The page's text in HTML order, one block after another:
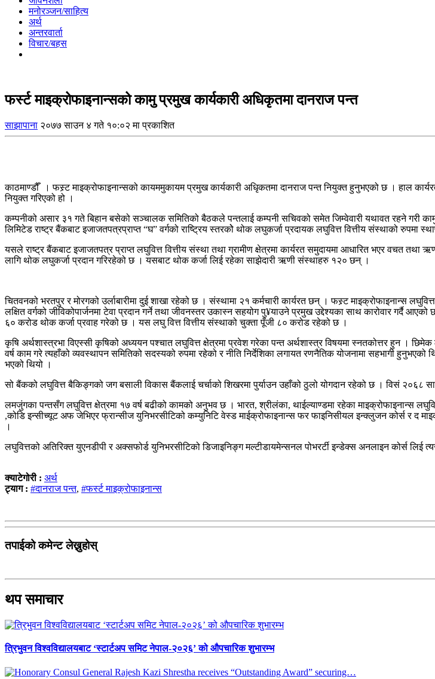
मनोरञ्जन/साहित्य
अर्थ
अन्तरवार्ता
विचार/बहस
फर्स्ट माइक्रोफाइनान्सको कामु प्रमुख कार्यकारी अधिकृतमा दानराज पन्त
साझापाना २०७७ साउन ४ गते १०:०२ मा प्रकाशित
काठमाण्डौँ । फस्र्ट माइक्रोफाइनान्सको कायममुकायम प्रमुख कार्यकारी अधिृकतमा दानराज पन्त नियुक्त हुनुभएको छ । हाल
नियुक्त गरिएको हो ।
कम्पनीको असार ३१ गते बिहान बसेको सञ्चालक समितिको बैठकले पन्तलाई कम्पनी सचिवको समेत जिम्वेवारी यथावत रहने गरी कामु
लिमिटेड राष्ट्र बैंकबाट इजाजतपत्रप्राप्त “घ” वर्गको राष्ट्रिय स्तरकोे थोक लघुकर्जा प्रदायक लघुवित्त वित्तीय संस्थाको रुपमा
यसले राष्ट्र बैंकबाट इजाजतपत्र प्राप्त लघुवित्त वित्तीय संस्था तथा ग्रामीण क्षेत्रमा कार्यरत समुदायमा आधारित भएर वचत
लागि थोक लघुकर्जा प्रदान गरिरहेको छ । यसबाट थोक कर्जा लिई रहेका साझेदारी ऋणी संस्थाहरु १२० छन् ।
चितवनको भरतपुर र मोरगको उर्लाबारीमा दुई शाखा रहेको छ । संस्थामा २१ कर्मचारी कार्यरत छन् । फस्र्ट माइक्रोफाइनान्स
लक्षित वर्गको जीविकोपार्जनमा टेवा प्रदान गर्ने तथा जीवनस्तर उकास्न सहयोग पु¥याउने प्रमुख उद्देश्यका साथ कारोवार गर्दै
६० करोड थोक कर्जा प्रवाह गरेको छ । यस लघु वित्त वित्तीय संस्थाको चुक्ता पूँजी ८० करोड रहेको छ ।
कृषि अर्थशास्त्रभा विएस्सी कृषिको अध्ययन पश्चात लघुवित्त क्षेत्रमा प्रवेश गरेका पन्त अर्थशास्त्र विषयमा स्नतकोत्तर हुन ।
वर्ष काम गरे त्यहाँको व्यवस्थापन समितिको सदस्यको रुपमा रहेको र नीति निर्देशिका लगायत रणनैतिक योजनामा सहभागी
भएको थियो ।
सो बैंकको लघुवित्त बैकिङ्गको जग बसाली विकास बैंकलाई चर्चाको शिखरमा पुर्याउन उहाँको ठुलो योगदान रहेको छ । विसं २०६८
लमजुंगका पन्तसँग लघुवित्त क्षेत्रमा १७ वर्ष बढीको कामको अनुभव छ । भारत, श्रीलंका, थाईल्याण्डमा रहेका माइक्रोफाइनान्स
,कोडि इन्सीच्यूट अफ जेभिएर फ्रान्सीज युनिभरसीटिको कम्युनिटि वेस्ड माईक्रोफाइनान्स फर फाइनिसीयल इन्क्लुजन कोर्स र द
।
लघुवित्तको अतिरिक्त युएनडीपी र अक्सफोर्ड युनिभरसीटिको डिजाइनिङ्ग मल्टीडायमेन्सनल पोभरर्टी इन्डेक्स अनलाइन कोर्स लिई
क्याटेगोरी : अर्थ
ट्याग : #दानराज पन्त, #फर्स्ट माइक्रोफाइनान्स
तपाईको कमेन्ट लेख्नुहोस्
थप समाचार
त्रिभुवन विश्वविद्यालयबाट ‘स्टार्टअप समिट नेपाल-२०२६’ को औपचारिक शुभारम्भ